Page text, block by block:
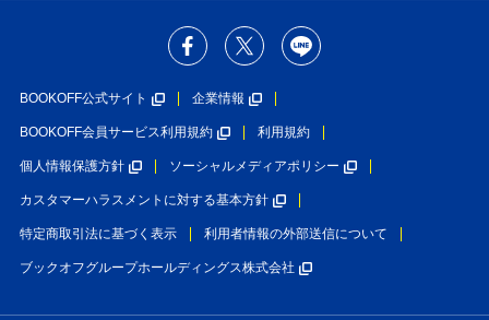
BOOKOFF公式サイト 企業情報
BOOKOFF会員サービス利用規約 利用規約
個人情報保護方針 ソーシャルメディアポリシー
カスタマーハラスメントに対する基本方針
特定商取引法に基づく表示 利用者情報の外部送信について
ブックオフグループホールディングス株式会社